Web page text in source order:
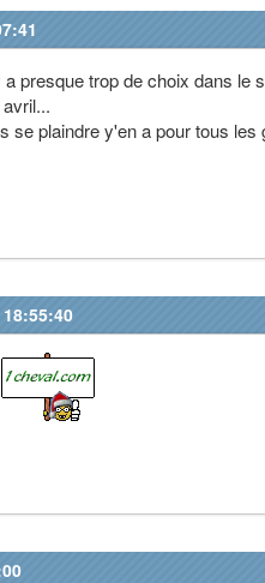
presque trop de choix dans le
se plaindre y'en a pour tous